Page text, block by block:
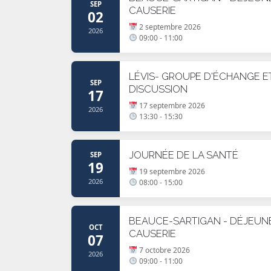
SEP
02
2026
CAUSERIE
2 septembre 2026
09:00 - 11:00
SEP
17
2026
LÉVIS- GROUPE D'ÉCHANGE
DISCUSSION
17 septembre 2026
13:30 - 15:30
SEP
19
2026
JOURNÉE DE LA SANTÉ
19 septembre 2026
08:00 - 15:00
OCT
07
2026
BEAUCE-SARTIGAN -
CAUSERIE
7 octobre 2026
09:00 - 11:00